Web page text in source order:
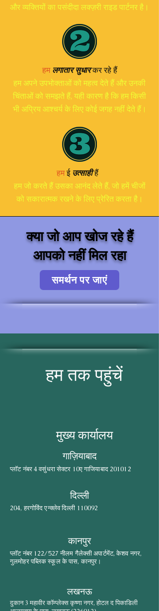
और व्यक्तियों का पसंदीदा लक्ज़री राइड पार्टनर है।
हम लगातार सुधारकर रहे हैं
हम अपने उपभोक्ताओं को महत्व देते हैं और उनकी
चिंताओं को समझते हैं, यही कारण है कि हम किसी
भी अप्रिय आश्चर्य के लिए कोई जगह नहीं देते हैं।
हमई उत्साहीहैं
हम जो करते हैं उसका आनंद लेते हैं, जो हमें चीजों
को सकारात्मक रखने के लिए प्रेरित करता है।
क्या जो आप खोज रहे हैं
आपको नहीं मिल रहा
समर्थन पर जाएं
हम तक पहुंचें
मुख्य कार्यालय
गाज़ियाबाद
प्लॉट नंबर 4 वसुंधरा सेक्टर 10ए गाजियाबाद 201012
दिल्ली
204, हरगोविंद एन्क्लेव दिल्ली 110092
कानपुर
प्लॉट नंबर 122/527 नीलम गैलेक्सी अपार्टमेंट, केशव नगर,
गुलमोहर पब्लिक स्कूल के पास, कानपुर।
लखनऊ
दुकान 3 महावीर कॉम्प्लेक्स कृष्णा नगर, होटल द पिकाडिली